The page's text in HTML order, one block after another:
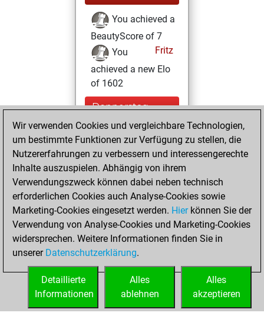
You achieved a
BeautyScore of 7
Fritz
You
achieved a new Elo
of 1602
Donnerstag,
Januar 21, 2021
You created
your Fritz account
Fritz
Freitag,
Januar 8, 2021
You played 1
bullet games
Play
You scored +0
=0 -1 in bullet
Wir verwenden Cookies und vergleichbare Technologien,
um bestimmte Funktionen zur Verfügung zu stellen, die
Nutzererfahrungen zu verbessern und interessengerechte
Inhalte auszuspielen. Abhängig von ihrem
Verwendungszweck können dabei neben technisch
erforderlichen Cookies auch Analyse-Cookies sowie
Marketing-Cookies eingesetzt werden. Hierkönnen Sie der
Verwendung von Analyse-Cookies und Marketing-Cookies
widersprechen. Weitere Informationen finden Sie in
unserer Datenschutzerklärung.
Alles
akzeptieren
Alles
ablehnen
Detaillierte
Informationen